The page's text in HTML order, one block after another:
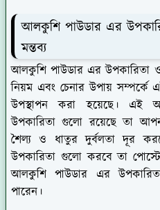
আলকুশি পাউডার এর
মন্তব্য
আলকুশি পাউডার এর উপকারিতা ও
নিয়ম এবং চেনার উপায় সম্পর্কে
উপস্থাপন করা হয়েছে। এই
উপকারিতা গুলো রয়েছে তা
শৈল্য ও ধাতুর দুর্বলতা দূর
উপকারিতা গুলো করবে তা
আলকুশি পাউডার এর
পারেন।